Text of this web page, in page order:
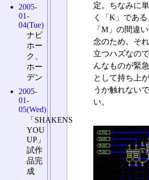
定。ちなみに
く「K」であ
「M」の間違
念のため。そ
立つハズなの
んなものが緊
として持ち上
うか触れない
い。
2005-
01-
04(Tue)
ナビ
ホー
ク、
ホー
デン
2005-
01-
05(Wed)
「SHAKENS
YOU
UP」
試作
品完
成